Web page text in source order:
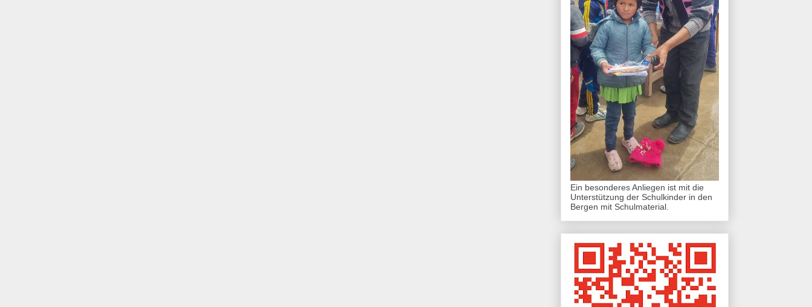
Ein besonderes Anliegen ist mit die
Unterstützung der Schulkinder in den
Bergen mit Schulmaterial.